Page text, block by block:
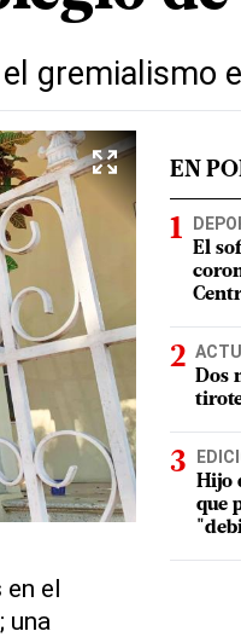
gremialismo
el
una
EN
El
Dos
Hijo
que